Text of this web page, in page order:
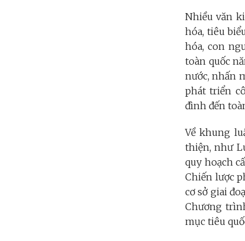
Nhiều văn
hóa, tiêu
hóa, con
toàn quốc
nước, nhấn
phát triển
đình đến
Về khung
thiện, như
quy hoạch
Chiến lược
cơ sở giai
Chương
mục tiêu